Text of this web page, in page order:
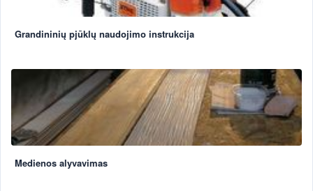
Grandininių pjūklų naudojimo instrukcija
Medienos alyvavimas